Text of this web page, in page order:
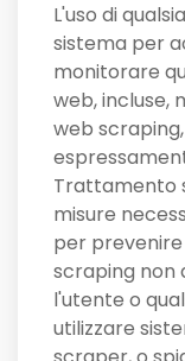
L'uso di
sistema per
monitorare
web, incluse,
web
Trattamento
misure
per
scraping non
l'utente o
utilizzare